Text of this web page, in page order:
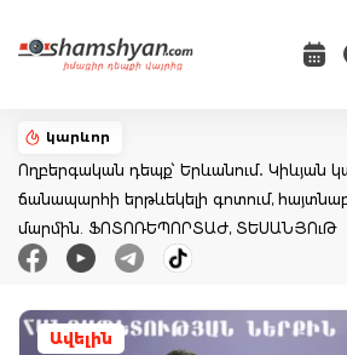
կարևոր
Ողբերգական դեպք՝ Երևանում․ Կիևյան
ճանապարհի երթևեկելի գոտում,
մարմին. ՖՈՏՈՌԵՊՈՐՏԱԺ, ՏԵՍԱՆՅՈւԹ
Ավելին